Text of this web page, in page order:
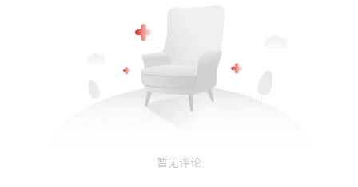
暂无评论